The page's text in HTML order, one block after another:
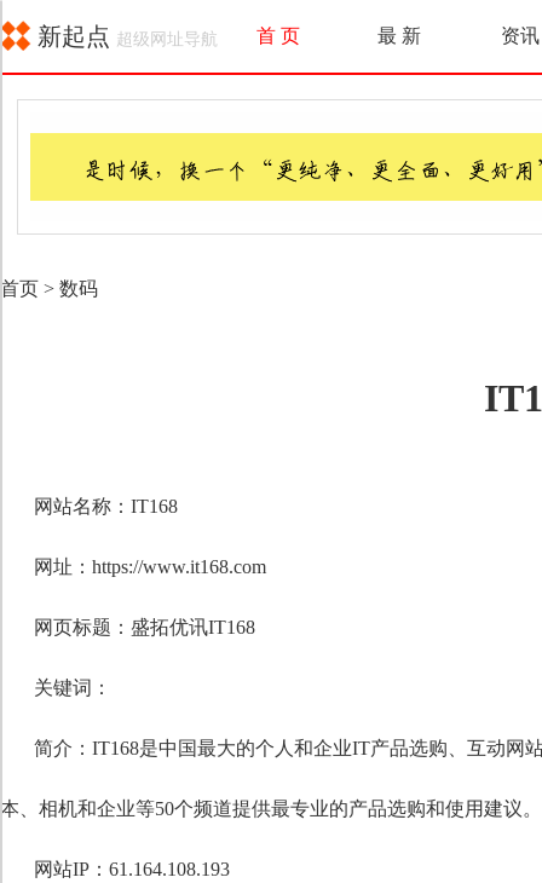
新起点 超级网址导航 首 页 最 新 资讯
首页 > 数码
网站名称：IT168
网址：https://www.it168.com
网页标题：盛拓优讯IT168
关键词：
简介：IT168是中国最大的个人和企业IT产品选购、互动网
本、相机和企业等50个频道提供最专业的产品选购和使用建议。
网站IP：61.164.108.193